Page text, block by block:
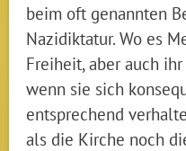
beim oft genannten
Nazidiktatur. Wo es
Freiheit, aber auch
wenn sie sich
entsprechend
als die Kirche noch